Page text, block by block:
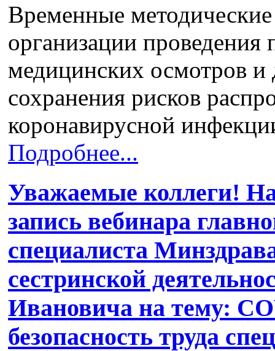
Временные
организации проведения
медицинских осмотров и
сохранения рисков
коронавирусной
Подробнее...
Уважаемые коллеги!
запись вебинара
специалиста
сестринской
Ивановича на тему:
безопасность труда